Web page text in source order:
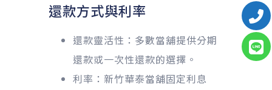
還款方式與利率
還款靈活性：多數當舖提供分期
還款或一次性還款的選擇。
利率：新竹華泰當舖固定利息